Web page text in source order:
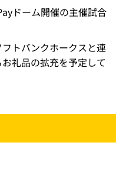
ドーム開催の主催試合
トバンクホークスと連
礼品の拡充を予定して